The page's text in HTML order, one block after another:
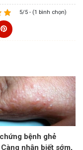
5/5 - (1 bình chọn)
bệnh ghẻ
nhận biết sớm,